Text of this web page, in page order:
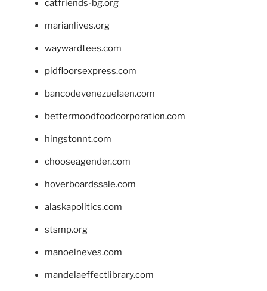
catfriends-bg.org
marianlives.org
waywardtees.com
pidfloorsexpress.com
bancodevenezuelaen.com
bettermoodfoodcorporation.com
hingstonnt.com
chooseagender.com
hoverboardssale.com
alaskapolitics.com
stsmp.org
manoelneves.com
mandelaeffectlibrary.com